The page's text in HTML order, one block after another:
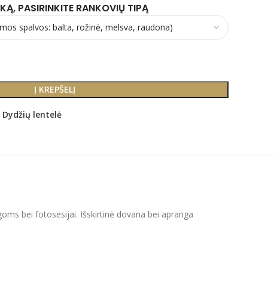
PASIRINKITE RANKOVIŲ TIPĄ
Į KREPŠELĮ
Dydžių lentelė
bei fotosesijai. Išskirtinė dovana bei apranga